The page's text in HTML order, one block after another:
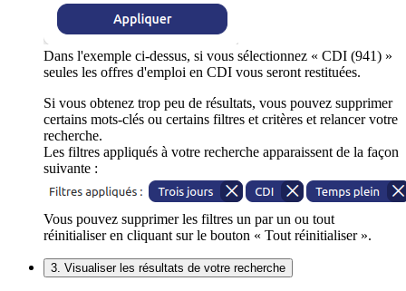
Dans l'exemple ci-dessus, si vous sélectionnez « CDI (941) »
seules les offres d'emploi en CDI vous seront restituées.
Si vous obtenez trop peu de résultats, vous pouvez supprimer
certains mots-clés ou certains filtres et critères et relancer votre
recherche.
Les filtres appliqués à votre recherche apparaissent de la façon
suivante :
Vous pouvez supprimer les filtres un par un ou tout
réinitialiser en cliquant sur le bouton « Tout réinitialiser ».
3. Visualiser les résultats de votre recherche